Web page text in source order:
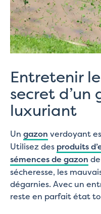
Entretenir
secret
luxuriant
Un gazon verdoyant
Utilisez des produits
sémences de gazon
sécheresse, les
dégarnies. Avec un
reste en parfait état